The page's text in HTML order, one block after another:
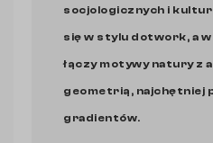
socjologicznych i
się w stylu dotwork, a
łączy motywy natury z
geometrią, najchętniej
gradientów.